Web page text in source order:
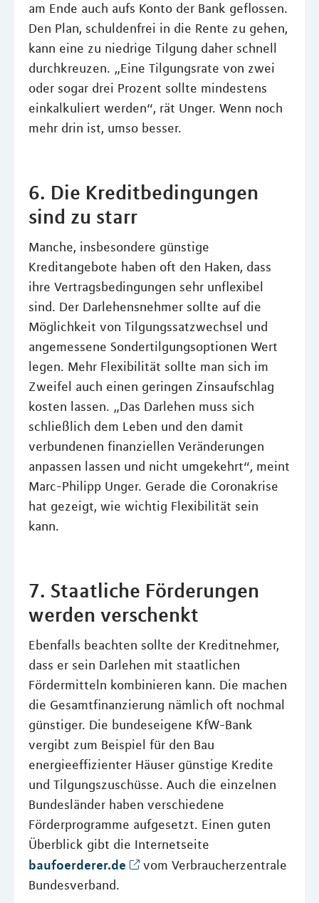
am Ende auch aufs Konto der Bank geflossen.
Den Plan, schuldenfrei in die Rente zu gehen,
kann eine zu niedrige Tilgung daher schnell
durchkreuzen. „Eine Tilgungsrate von zwei
oder sogar drei Prozent sollte mindestens
einkalkuliert werden“, rät Unger. Wenn noch
mehr drin ist, umso besser.
6. Die Kreditbedingungen
sind zu starr
Manche, insbesondere günstige
Kreditangebote haben oft den Haken, dass
ihre Vertragsbedingungen sehr unflexibel
sind. Der Darlehensnehmer sollte auf die
Möglichkeit von Tilgungssatzwechsel und
angemessene Sondertilgungsoptionen Wert
legen. Mehr Flexibilität sollte man sich im
Zweifel auch einen geringen Zinsaufschlag
kosten lassen. „Das Darlehen muss sich
schließlich dem Leben und den damit
verbundenen finanziellen Veränderungen
anpassen lassen und nicht umgekehrt“, meint
Marc-Philipp Unger. Gerade die Coronakrise
hat gezeigt, wie wichtig Flexibilität sein
kann.
7. Staatliche Förderungen
werden verschenkt
Ebenfalls beachten sollte der Kreditnehmer,
dass er sein Darlehen mit staatlichen
Fördermitteln kombinieren kann. Die machen
die Gesamtfinanzierung nämlich oft nochmal
günstiger. Die bundeseigene KfW-Bank
vergibt zum Beispiel für den Bau
energieeffizienter Häuser günstige Kredite
und Tilgungszuschüsse. Auch die einzelnen
Bundesländer haben verschiedene
Förderprogramme aufgesetzt. Einen guten
Überblick gibt die Internetseite
baufoerderer.de
vom Verbraucherzentrale
Bundesverband.